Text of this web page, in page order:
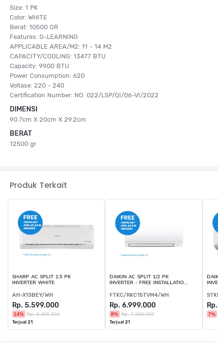
Size: 1 PK
Color: WHITE
Berat: 10500 GR
Features: G-LEARNING
APPLICABLE AREA/M2: 11 - 14 M2
CAPACITY/COOLING: 13477 BTU
Capacity: 9900 BTU
Power Consumption: 620
Voltase: 220 - 240
Certification Number: NO. 022/LSP/QI/06-VI/2022
DIMENSI
90.7cm X 20cm X 29.2cm
BERAT
12500 gr
Produk Terkait
SHARP AC SPLIT 1.5 PK
INVERTER WHITE
AH-X13BEY/WH
Rp. 5.599.000
14% Rp. 6.499.000
Terjual 21
DAIKIN AC SPLIT 1/2 PK
INVERTER - FREE INSTALLATION,
FTKC/RKC15TVM4/WH
Rp. 6.999.000
8% Rp. 7.569.000
Terjual 21
7%